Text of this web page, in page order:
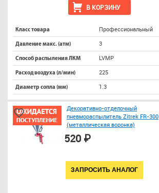
В КОРЗИНУ
Класс товара Профессиональный
Давление макс. (атм) 3
Способ распыления ЛКМ LVMP
Расход воздуха (л/мин) 225
Диаметр сопла (мм) 1.3
Декоративно-отделочный
пневмораспылитель Zitrek FR-300
(металлическая воронка)
520 ₽
ЗАПРОСИТЬ АНАЛОГ